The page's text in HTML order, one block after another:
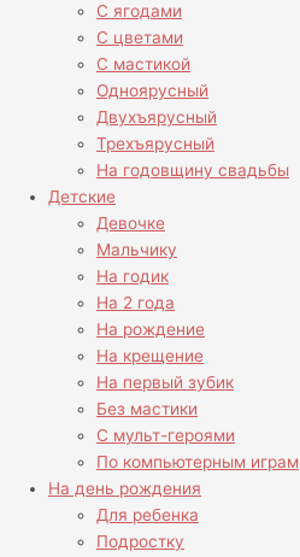
С ягодами
С цветами
С мастикой
Одноярусный
Двухъярусный
Трехъярусный
На годовщину свадьбы
Детские
Девочке
Мальчику
На годик
На 2 года
На рождение
На крещение
На первый зубик
Без мастики
С мульт-героями
По компьютерным играм
На день рождения
Для ребенка
Подростку